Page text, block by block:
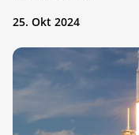
25. Okt 2024